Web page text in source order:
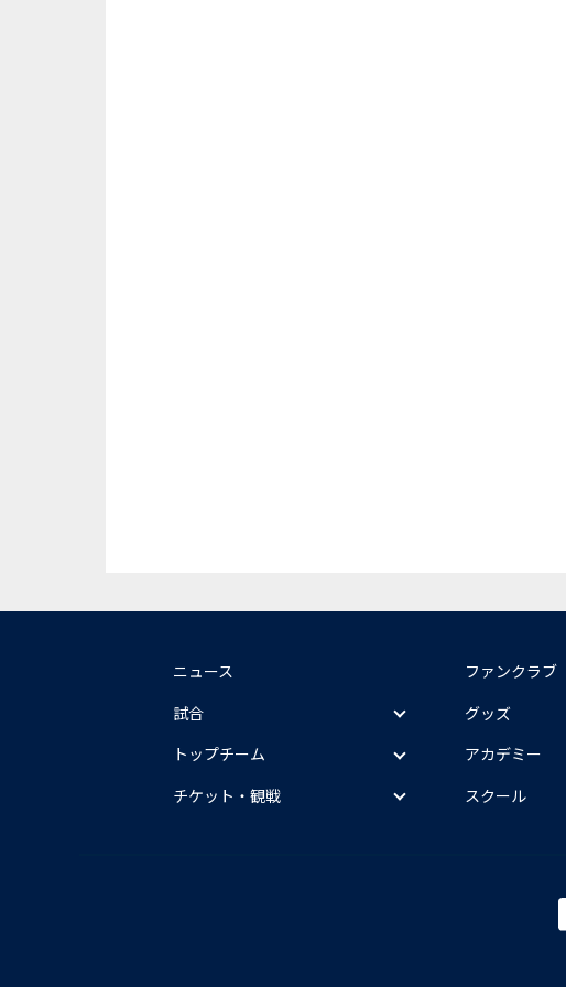
ニュース
試合
トップチーム
チケット・観戦
ファンクラブ
グッズ
アカデミー
スクール